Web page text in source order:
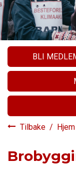
BLI
Tilbake / Hjem